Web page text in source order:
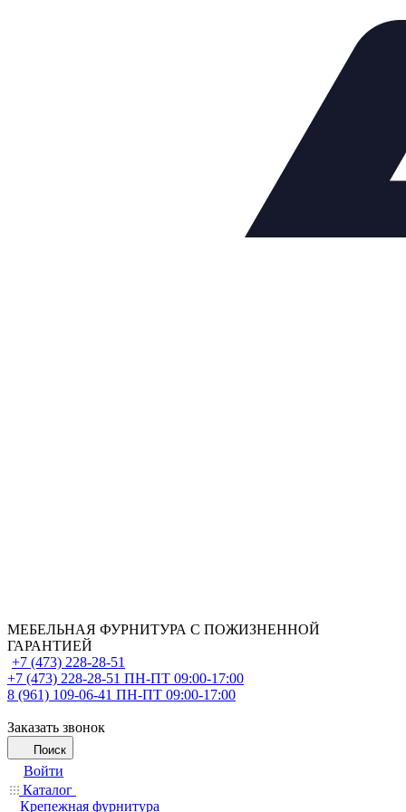
МЕБЕЛЬНАЯ ФУРНИТУРА С ПОЖИЗНЕННОЙ
ГАРАНТИЕЙ
+7 (473) 228-28-51
+7 (473) 228-28-51 ПН-ПТ 09:00-17:00
8 (961) 109-06-41 ПН-ПТ 09:00-17:00
Заказать звонок
Поиск
Войти
Каталог
Крепежная фурнитура